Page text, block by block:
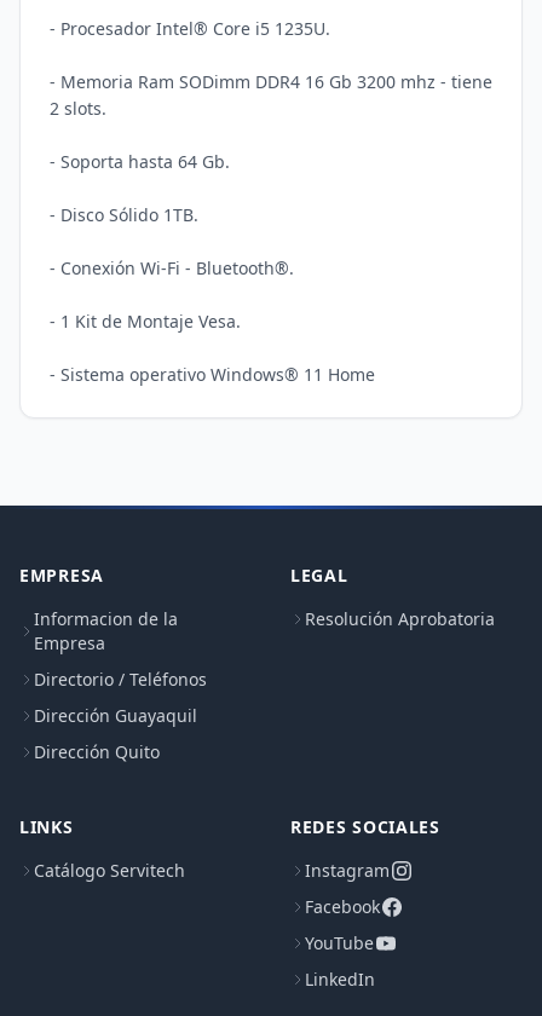
- Procesador Intel® Core i5 1235U.
- Memoria Ram SODimm DDR4 16 Gb 3200 mhz - tiene
2 slots.
- Soporta hasta 64 Gb.
- Disco Sólido 1TB.
- Conexión Wi-Fi - Bluetooth®.
- 1 Kit de Montaje Vesa.
EMPRESA
Informacion de la
Empresa
Directorio / Teléfonos
Dirección Guayaquil
Dirección Quito
LEGAL
Resolución Aprobatoria
LINKS
Catálogo Servitech
REDES SOCIALES
Instagram
Facebook
YouTube
LinkedIn